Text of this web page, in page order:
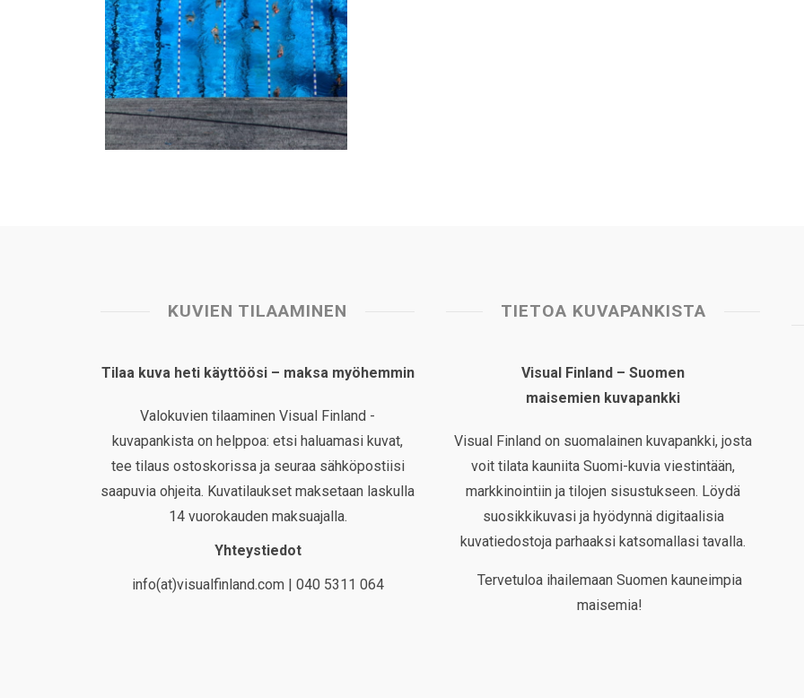
KUVIEN TILAAMINEN
Tilaa kuva heti käyttöösi – maksa myöhemmin
Valokuvien tilaaminen Visual Finland -
kuvapankista on helppoa: etsi haluamasi kuvat,
tee tilaus ostoskorissa ja seuraa sähköpostiisi
saapuvia ohjeita. Kuvatilaukset maksetaan laskulla
14 vuorokauden maksuajalla.
Yhteystiedot
info(at)visualfinland.com | 040 5311 064
TIETOA KUVAPANKISTA
Visual Finland – Suomen
maisemien kuvapankki
Visual Finland on suomalainen kuvapankki, josta
voit tilata kauniita Suomi-kuvia viestintään,
markkinointiin ja tilojen sisustukseen. Löydä
suosikkikuvasi ja hyödynnä digitaalisia
kuvatiedostoja parhaaksi katsomallasi tavalla.
Tervetuloa ihailemaan Suomen kauneimpia
maisemia!